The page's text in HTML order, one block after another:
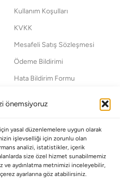
önemsiyoruz
yasal düzenlemelere uygun olarak
işlevselliği için zorunlu olan
analizi, istatistikler, içerik
size özel hizmet sunabilmemiz
ve aydınlatma metnimizi inceleyebilir,
ayarlarına göz atabilirsiniz.
Kullanım Koşulları
KVKK
Mesafeli Satış Sözleşmesi
Ödeme Bildirimi
Hata Bildirim Formu
ABONE OLUN
Edin